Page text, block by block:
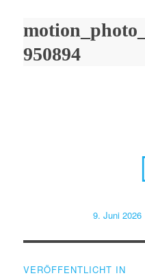
950894
Veröffentlicht
9. Juni 2026
VERÖFFENTLICHT IN